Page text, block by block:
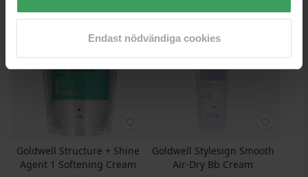
Endast nödvändiga cookies
Goldwell Structure + Shine
Agent 1 Softening Cream
Goldwell Stylesign Smooth
Air-Dry Bb Cream